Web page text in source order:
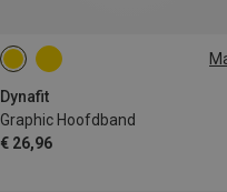
Dynafit
Graphic Hoofdband
€ 26,96
ONE SIZE